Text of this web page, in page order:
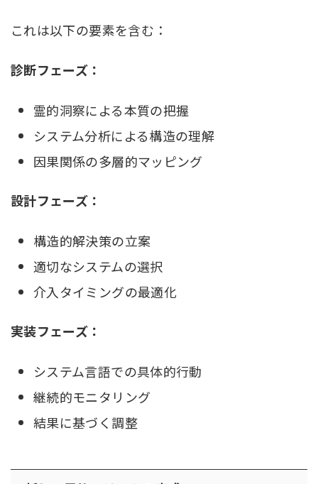
これは以下の要素を含む：
診断フェーズ：
霊的洞察による本質の把握
システム分析による構造の理解
因果関係の多層的マッピング
設計フェーズ：
構造的解決策の立案
適切なシステムの選択
介入タイミングの最適化
実装フェーズ：
システム言語での具体的行動
継続的モニタリング
結果に基づく調整